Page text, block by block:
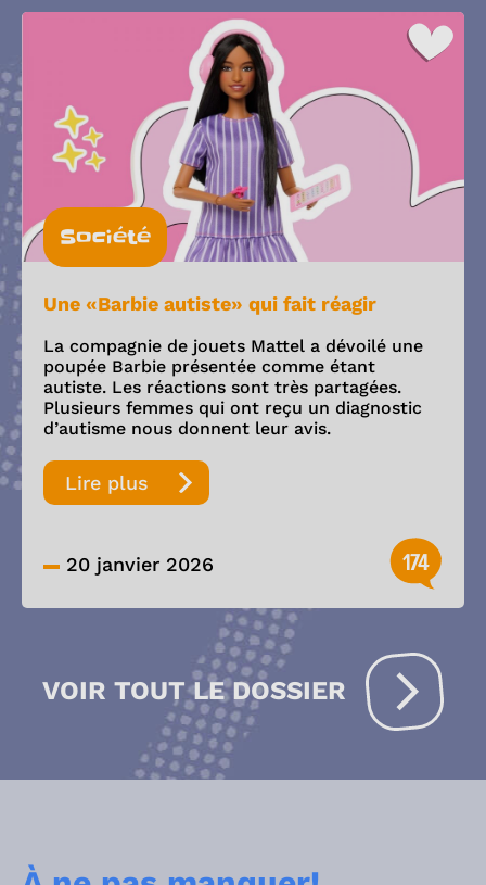
Société
Une «Barbie autiste» qui fait réagir
La compagnie de jouets Mattel a dévoilé une
poupée Barbie présentée comme étant
autiste. Les réactions sont très partagées.
Plusieurs femmes qui ont reçu un diagnostic
d’autisme nous donnent leur avis.
Lire plus
20 janvier 2026 174
VOIR TOUT LE DOSSIER